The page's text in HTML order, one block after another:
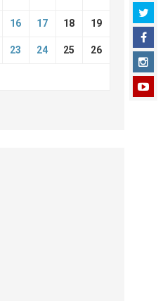
16 17 18 19
23 24 25 26